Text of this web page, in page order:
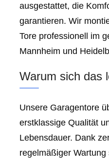
ausgestattet, die
garantieren. Wir
Tore professionell im
Mannheim und
Warum sich das
Unsere Garagentore
erstklassige Qualität
Lebensdauer. Dank
regelmäßiger